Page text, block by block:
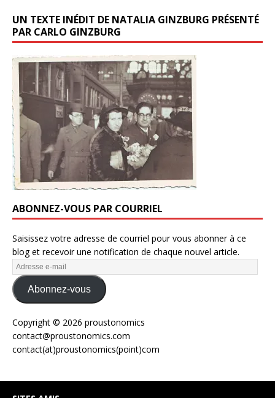
UN TEXTE INÉDIT DE NATALIA GINZBURG PRÉSENTÉ
PAR CARLO GINZBURG
ABONNEZ-VOUS PAR COURRIEL
Saisissez votre adresse de courriel pour vous abonner à ce
blog et recevoir une notification de chaque nouvel article.
Abonnez-vous
Copyright © 2026 proustonomics
contact@proustonomics.com
contact(at)proustonomics(point)com